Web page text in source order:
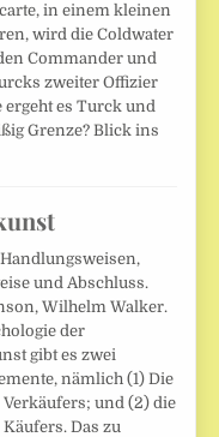
in einem kleinen
wird die Coldwater
Commander und
zweiter Offizier
es Turck und
Grenze? Blick ins
und Abschluss.
Wilhelm Walker.
der
gibt es zwei
nämlich (1) Die
Verkäufers; und (2) die
Käufers. Das zu